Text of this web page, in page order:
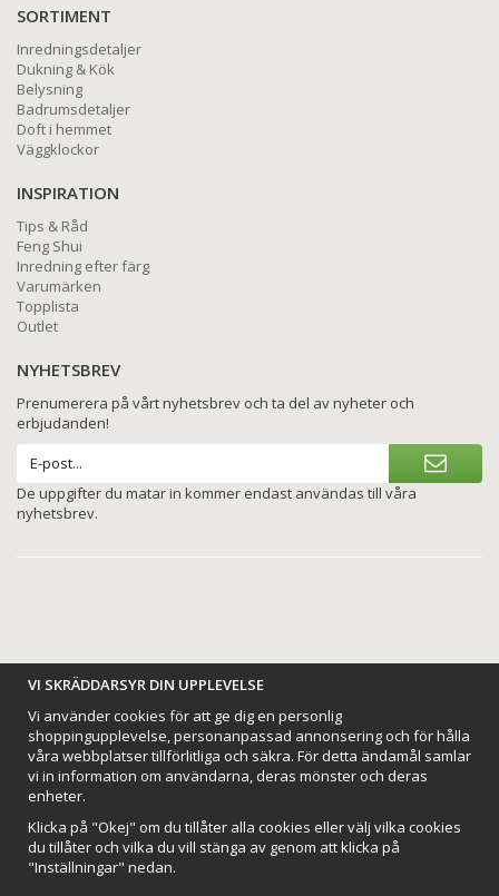
SORTIMENT
Inredningsdetaljer
Dukning & Kök
Belysning
Badrumsdetaljer
Doft i hemmet
Väggklockor
INSPIRATION
Tips & Råd
Feng Shui
Inredning efter färg
Varumärken
Topplista
Outlet
NYHETSBREV
Prenumerera på vårt nyhetsbrev och ta del av nyheter och
erbjudanden!
De uppgifter du matar in kommer endast användas till våra
nyhetsbrev.
BETALNINGSALTERNATIV
VI SKICKAR MED
VI SKRÄDDARSYR DIN UPPLEVELSE
Vi använder cookies för att ge dig en personlig
shoppingupplevelse, personanpassad annonsering och för hålla
våra webbplatser tillförlitliga och säkra. För detta ändamål samlar
vi in information om användarna, deras mönster och deras
enheter.
Klicka på "Okej" om du tillåter alla cookies eller välj vilka cookies
du tillåter och vilka du vill stänga av genom att klicka på
"Inställningar" nedan.